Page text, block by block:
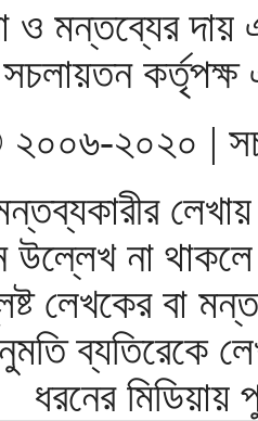
ও মন্তব্যের দায়
সচলায়তন
২০০৬-২০২০ |
উল্লেখ না
লেখকের বা
ব্যতিরেকে
ধরনের মিডিয়ায়